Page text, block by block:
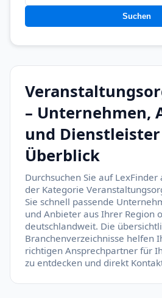
Suchen
– Unternehmen,
und
Überblick
Durchsuchen Sie auf
der Kategorie
Sie schnell passende
und Anbieter aus Ihrer Region
deutschlandweit. Die
Branchenverzeichnisse helfen
richtigen Ansprechpartner für
zu entdecken und direkt